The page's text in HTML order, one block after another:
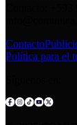
Contacto
Política para el